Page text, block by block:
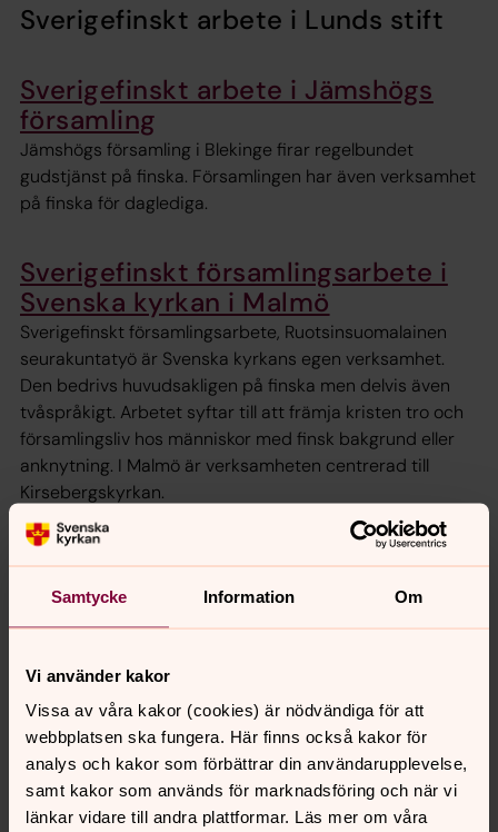
Samtycke Information Om
Vi använder kakor
Vissa av våra kakor (cookies) är nödvändiga för att
webbplatsen ska fungera. Här finns också kakor för
analys och kakor som förbättrar din användarupplevelse,
samt kakor som används för marknadsföring och när vi
länkar vidare till andra plattformar. Läs mer om våra
Sverigefinskt arbete i Lunds stift
Sverigefinskt arbete i Jämshögs
församling
Jämshögs församling i Blekinge firar regelbundet
gudstjänst på finska. Församlingen har även verksamhet
på finska för daglediga.
Sverigefinskt församlingsarbete i
Svenska kyrkan i Malmö
Sverigefinskt församlingsarbete, Ruotsinsuomalainen
seurakuntatyö är Svenska kyrkans egen verksamhet.
Den bedrivs huvudsakligen på finska men delvis även
tvåspråkigt. Arbetet syftar till att främja kristen tro och
församlingsliv hos människor med finsk bakgrund eller
anknytning. I Malmö är verksamheten centrerad till
Kirsebergskyrkan.
Finska gruppen i Trelleborgs
församling
SUOMENKIELINEN KESKUSTELUPIIRI kokoontuu parillisina
samlas på tisdagar, jämna veckor kl. 14.00
Kontaktperson